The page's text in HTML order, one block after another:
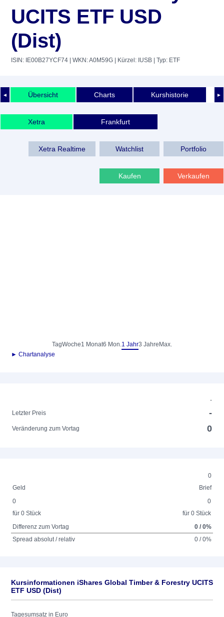
UCITS ETF USD
(Dist)
ISIN: IE00B27YCF74 | WKN: A0M59G | Kürzel: IUSB | Typ: ETF
◄ ►
Übersicht Charts Kurshistorie
Xetra Frankfurt
Xetra Realtime Watchlist Portfolio
Kaufen Verkaufen
TagWoche1 Monat6 Mon.1 Jahr3 Jahre Max.
► Chartanalyse
-
Letzter Preis
-
Veränderung zum Vortag 0
0
Geld
Brief
0
für 0 Stück
0
für 0 Stück
Differenz zum Vortag
0 / 0%
Spread absolut / relativ
0 / 0%
Kursinformationen iShares Global Timber & Forestry UCITS
ETF USD (Dist)
Tagesumsatz in Euro